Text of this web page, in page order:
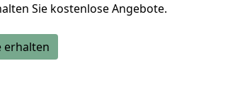
Sie kostenlose Angebote.
erhalten